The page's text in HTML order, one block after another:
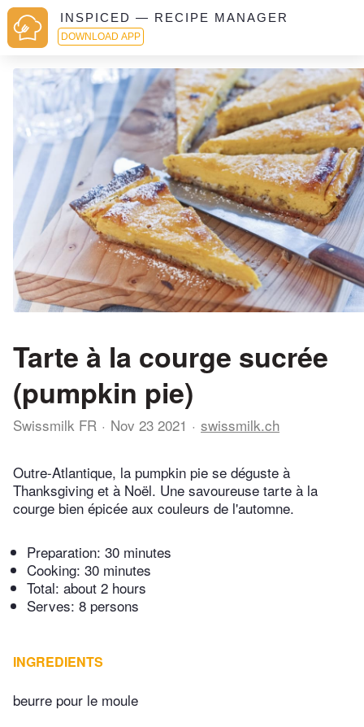
INSPICED — RECIPE MANAGER
DOWNLOAD APP
Tarte à la courge sucrée
(pumpkin pie)
Swissmilk FR Nov 23 2021 swissmilk.ch
Outre-Atlantique, la pumpkin pie se déguste à
Thanksgiving et à Noël. Une savoureuse tarte à la
courge bien épicée aux couleurs de l'automne.
Preparation: 30 minutes
Cooking: 30 minutes
Total: about 2 hours
Serves: 8 persons
INGREDIENTS
beurre pour le moule